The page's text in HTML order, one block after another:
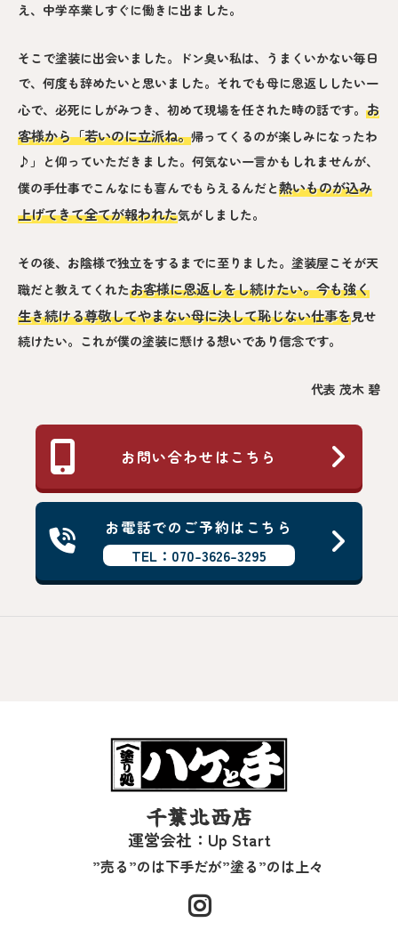
え、中学卒業しすぐに働きに出ました。
そこで塗装に出会いました。ドン臭い私は、うまくいかない毎日
で、何度も辞めたいと思いました。それでも母に恩返ししたい一
心で、必死にしがみつき、初めて現場を任された時の話です。 お
客様から「若いのに立派ね。帰ってくるのが楽しみになったわ
♪」と仰っていただきました。何気ない一言かもしれませんが、
僕の手仕事でこんなにも喜んでもらえるんだと熱いものが込み
上げてきて全てが報われた気がしました。
その後、お陰様で独立をするまでに至りました。塗装屋こそが天
職だと教えてくれたお客様に恩返しをし続けたい。今も強く
生き続ける尊敬してやまない母に決して恥じない仕事を見せ
続けたい。これが僕の塗装に懸ける想いであり信念です。
代表 茂木 碧
お問い合わせはこちら
お電話でのご予約はこちら
TEL：070-3626-3295
千葉北西店
運営会社：Up Start
”売る”のは下手だが”塗る”のは上々